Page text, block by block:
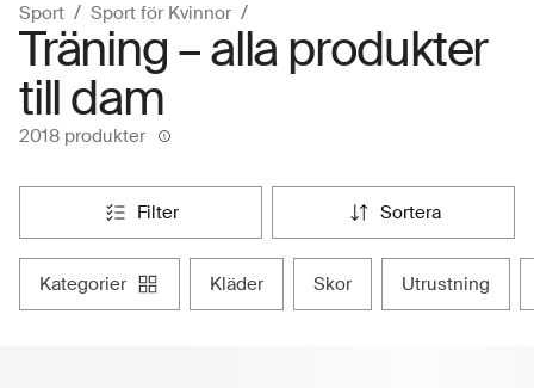
Sport Sport för Kvinnor
Träning – alla produkter
till dam
2018 produkter
filter sortera
kategorier kläder skor utrustning